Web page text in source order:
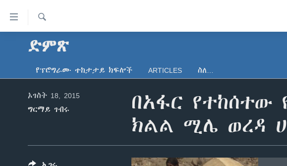
የመሥሪያ
ማገናኛዎች
ይዘትአፍሪካ
ዓለምአቀፍ
ጋቢና ቪኦኤ
ከምሽቱ ሦስት ሰዓት የአማርኛ ዜና
ድምጽ
የፕሮግራሙ ተከታታይ ክፍሎች ARTICLES ስለ…
በአፋር የተከሰተው
ክልል ሚሌ ወረዳ
ኦገስት 18, 2015
ግርማይ ገብሩ